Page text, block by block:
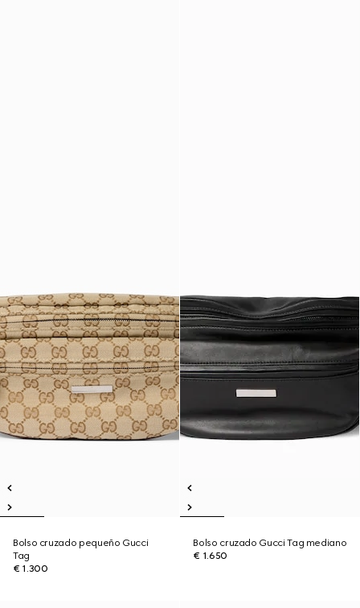
Bolso cruzado pequeño Gucci
Tag
€ 1.300
Bolso cruzado Gucci Tag mediano
€ 1.650